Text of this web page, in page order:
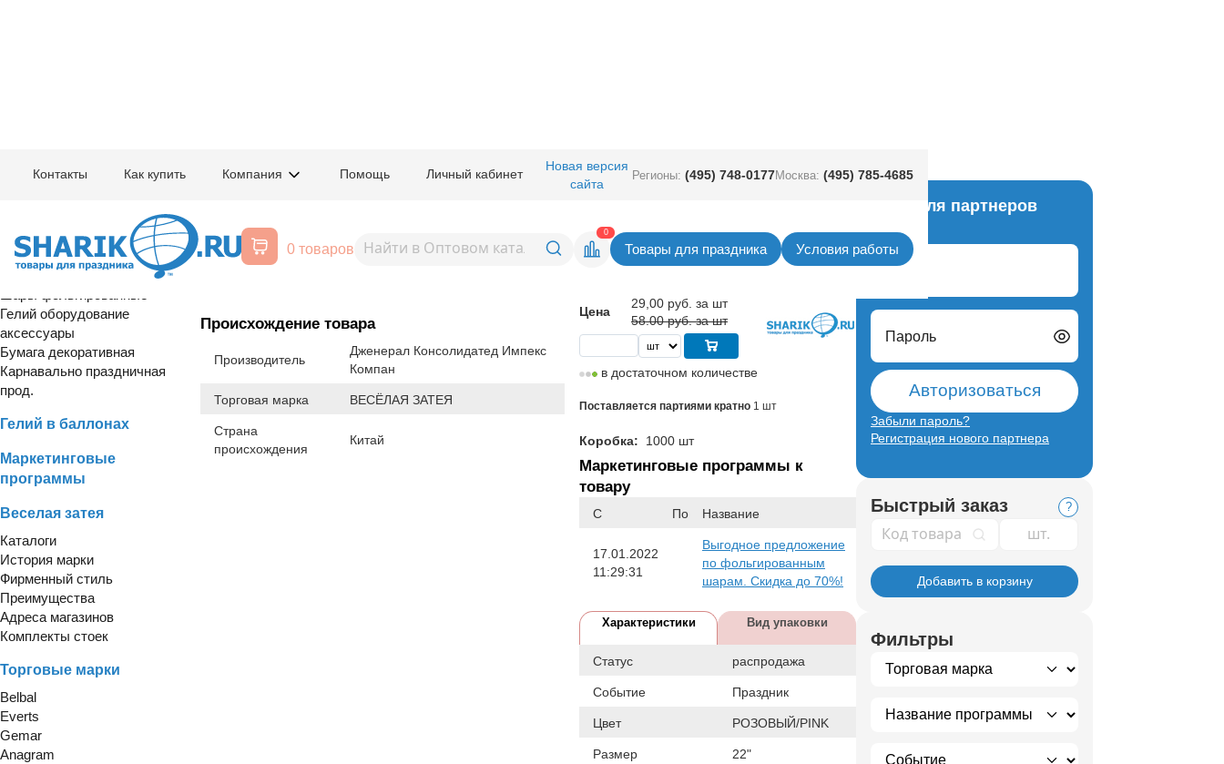
Контакты Как купить Компания Помощь Личный кабинет
Новая версия
сайта
Регионы: (495) 748-0177Москва: (495) 785-4685
0 товаров
0
Товары для праздника Условия работы
Расширенный поиск
Шары латексные
Гелий оборудование
аксессуары
Бумага декоративная
Карнавально праздничная
прод.
Гелий в баллонах
Маркетинговые
программы
Веселая затея
Каталоги
История марки
Фирменный стиль
Преимущества
Адреса магазинов
Комплекты стоек
Торговые марки
Belbal
Everts
Gemar
Anagram
1207-6205
Происхождение товара
Производитель
Дженерал Консолидатед Импекс
Компан
Торговая марка ВЕСЁЛАЯ ЗАТЕЯ
Страна
происхождения
Китай
Скидка 50%
Цена
29,00 руб. за шт
58.00 руб. за шт
в достаточном количестве
Поставляется партиями кратно 1 шт
Коробка: 1000 шт
Маркетинговые программы к
товару
С По Название
17.01.2022
11:29:31
Выгодное предложение
по фольгированным
шарам. Скидка до 70%!
Характеристики Вид упаковки
Статус распродажа
Событие Праздник
Цвет РОЗОВЫЙ/PINK
Размер 22"
Вход для партнеров
Логин
Пароль
Авторизоваться
Забыли пароль?
Регистрация нового партнера
Быстрый заказ ?
Код товара
Добавить в корзину
Фильтры